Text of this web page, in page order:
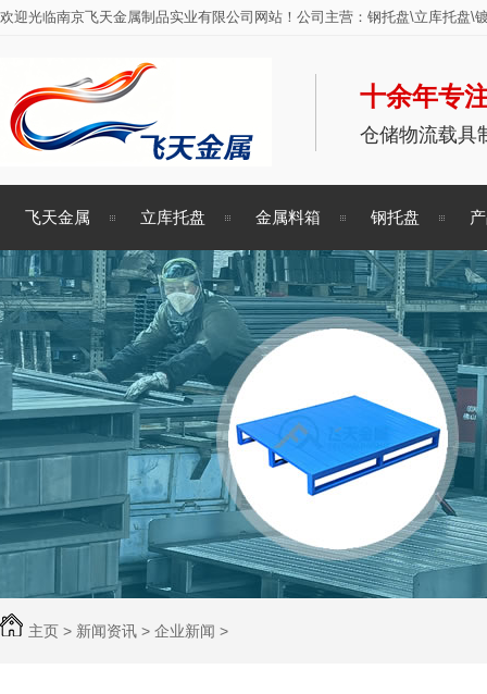
欢迎光临南京飞天金属制品实业有限公司网站！公司主营：钢托盘\立库托盘\
十余年专
仓储物流载具
飞天金属 立库托盘 金属料箱 钢托盘
主页 > 新闻资讯 > 企业新闻 >